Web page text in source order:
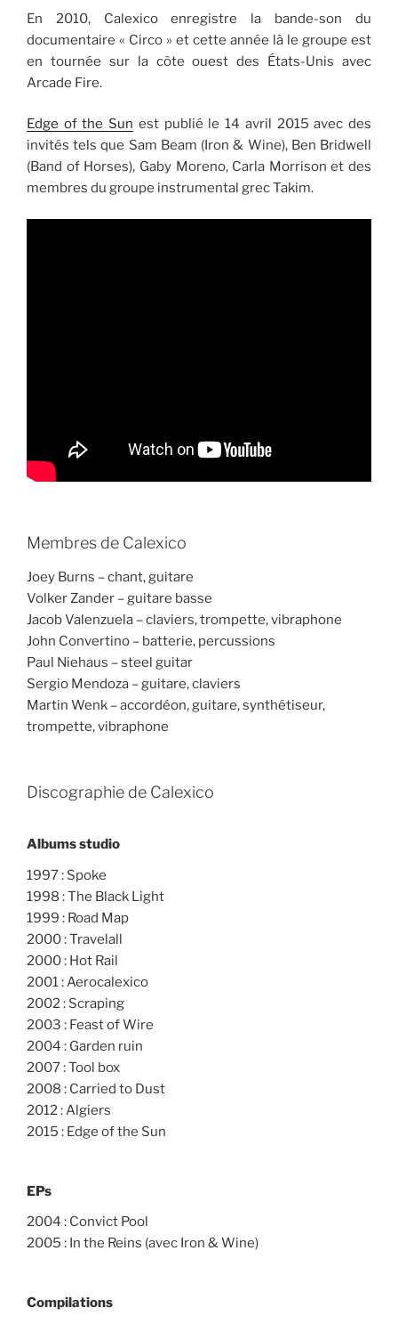
En 2010, Calexico enregistre la bande-son du
documentaire « Circo » et cette année là le groupe est
en tournée sur la côte ouest des États-Unis avec
Arcade Fire.
Edge of the Sun est publié le 14 avril 2015 avec des
invités tels que Sam Beam (Iron & Wine), Ben Bridwell
(Band of Horses), Gaby Moreno, Carla Morrison et des
membres du groupe instrumental grec Takim.
Membres de Calexico
Joey Burns – chant, guitare
Volker Zander – guitare basse
Jacob Valenzuela – claviers, trompette, vibraphone
John Convertino – batterie, percussions
Paul Niehaus – steel guitar
Sergio Mendoza – guitare, claviers
Martin Wenk – accordéon, guitare, synthétiseur,
trompette, vibraphone
Discographie de Calexico
Albums studio
1997 : Spoke
1998 : The Black Light
1999 : Road Map
2000 : Travelall
2000 : Hot Rail
2001 : Aerocalexico
2002 : Scraping
2003 : Feast of Wire
2004 : Garden ruin
2007 : Tool box
2008 : Carried to Dust
2012 : Algiers
2015 : Edge of the Sun
EPs
2004 : Convict Pool
2005 : In the Reins (avec Iron & Wine)
Compilations